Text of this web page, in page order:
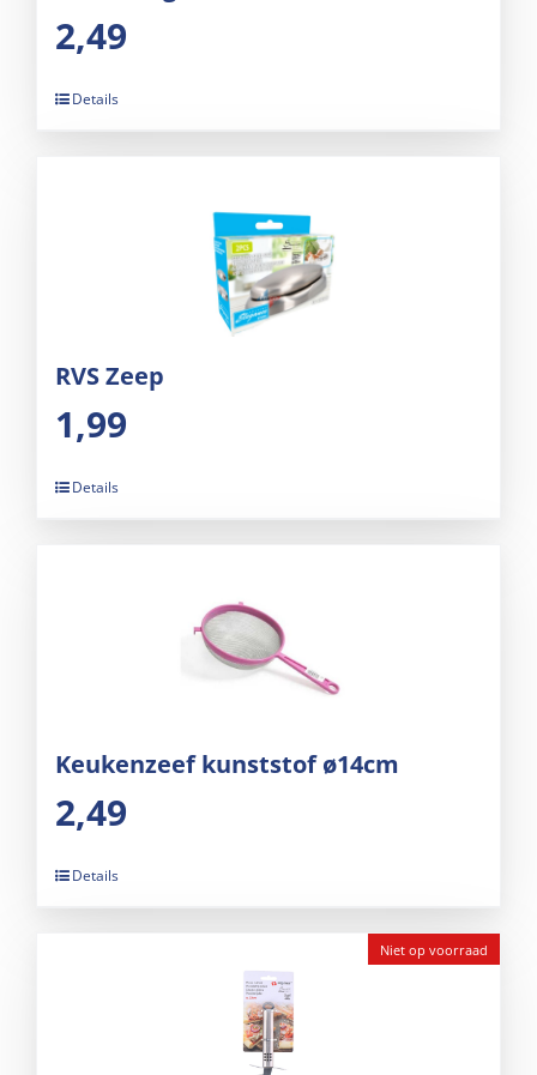
2,49
Details
RVS Zeep
1,99
Details
Keukenzeef kunststof ø14cm
2,49
Details
Niet op voorraad